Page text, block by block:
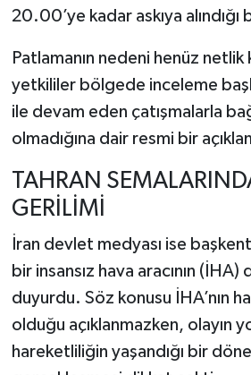
20.00’ye kadar askıya alındığı
Patlamanın nedeni henüz
yetkililer bölgede inceleme
ile devam eden çatışmalarla
olmadığına dair resmi bir
TAHRAN
GERİLİMİ
İran devlet medyası ise
bir insansız hava aracının
duyurdu. Söz konusu İHA’nın
olduğu açıklanmazken, olayın
hareketliliğin yaşandığı bir